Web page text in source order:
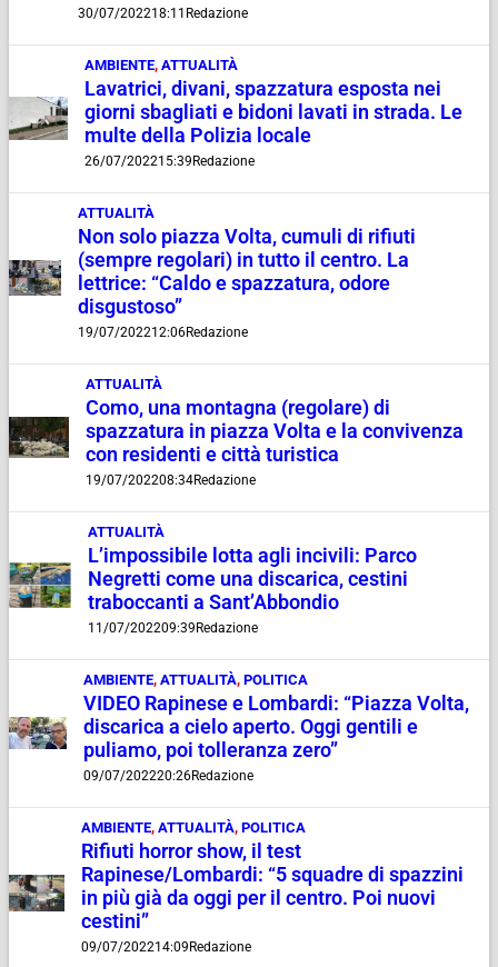
30/07/202218:11 Redazione
AMBIENTE, ATTUALITÀ
Lavatrici, divani, spazzatura esposta nei
giorni sbagliati e bidoni lavati in strada. Le
multe della Polizia locale
26/07/202215:39Redazione
ATTUALITÀ
Non solo piazza Volta, cumuli di rifiuti
(sempre regolari) in tutto il centro. La
lettrice: “Caldo e spazzatura, odore
disgustoso”
19/07/202212:06Redazione
ATTUALITÀ
Como, una montagna (regolare) di
spazzatura in piazza Volta e la convivenza
con residenti e città turistica
19/07/202208:34Redazione
ATTUALITÀ
L’impossibile lotta agli incivili: Parco
Negretti come una discarica, cestini
traboccanti a Sant’Abbondio
11/07/202209:39Redazione
AMBIENTE, ATTUALITÀ, POLITICA
VIDEO Rapinese e Lombardi: “Piazza Volta,
discarica a cielo aperto. Oggi gentili e
puliamo, poi tolleranza zero”
09/07/202220:26Redazione
AMBIENTE, ATTUALITÀ, POLITICA
Rifiuti horror show, il test
Rapinese/Lombardi: “5 squadre di spazzini
in più già da oggi per il centro. Poi nuovi
cestini”
09/07/202214:09Redazione